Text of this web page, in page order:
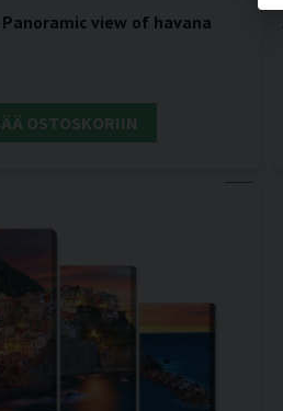
view of havana
OSTOSKORIIN